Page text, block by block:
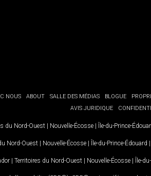
NOUS ABOUT SALLE DES MÉDIAS BLOGUE
AVIS JURIDIQUE
du Nord-Ouest | Nouvelle-Écosse | Île-du-Prince-
Nord-Ouest | Nouvelle-Écosse | Île-du-Prince-Édouard |
| Territoires du Nord-Ouest | Nouvelle-Écosse | Île-